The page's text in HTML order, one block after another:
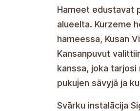
Hameet edustavat
alueelta. Kurzeme
hameessa, Kusan
Kansanpuvut
kanssa, joka
pukujen sävyjä ja
Svārku instalācija